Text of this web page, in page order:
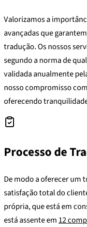
Valorizamos a
avançadas que
tradução. Os nossos
segundo a norma de
validada anualmente
nosso compromisso
oferecendo
Processo de
De modo a oferecer um
satisfação total do
própria, que está em
está assente em12